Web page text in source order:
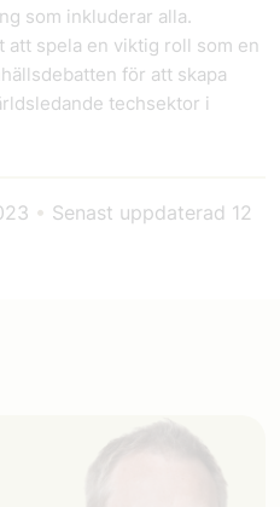
som inkluderar alla.
spela en viktig roll som en
för att skapa
techsektor i
• Senast uppdaterad 12